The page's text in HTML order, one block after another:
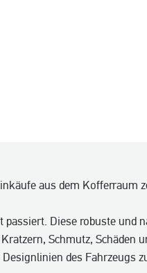
aus dem Kofferraum
Diese robuste und
Schmutz, Schäden
des Fahrzeugs